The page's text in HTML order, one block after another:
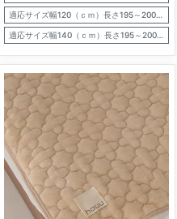
適応サイズ幅120（ｃｍ）長さ195～200（ｃｍ）厚さ7～9（ｃｍ）
適応サイズ幅140（ｃｍ）長さ195～200（ｃｍ）厚さ7～9（ｃｍ）